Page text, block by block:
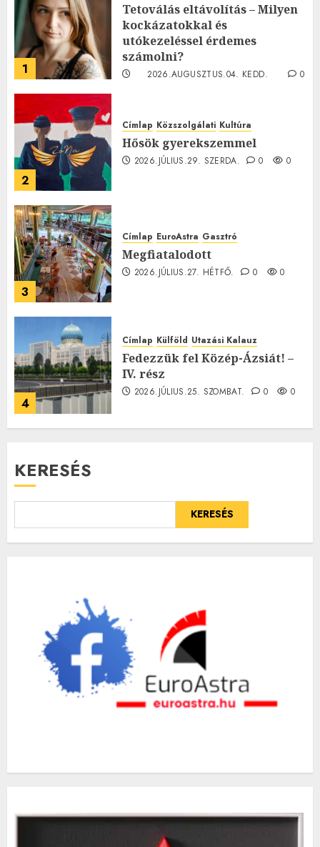
1
Tetoválás eltávolítás – Milyen
kockázatokkal és
utókezeléssel érdemes
számolni?
2026.AUGUSZTUS.04. KEDD.
0
2
Címlap Közszolgálati Kultúra
Hősök gyerekszemmel
2026.JÚLIUS.29. SZERDA. 0 0
3
Címlap EuroAstra Gasztró
Megfiatalodott
2026.JÚLIUS.27. HÉTFŐ. 0 0
4
Címlap Külföld Utazási Kalauz
Fedezzük fel Közép-Ázsiát! –
IV. rész
2026.JÚLIUS.25. SZOMBAT. 0 0
KERESÉS
KERESÉS